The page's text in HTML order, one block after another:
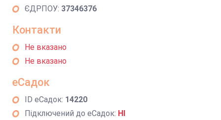
ЄДРПОУ: 37346376
Контакти
Не вказано
Не вказано
еСадок
ID еСадок: 14220
Підключений до еСадок: НІ